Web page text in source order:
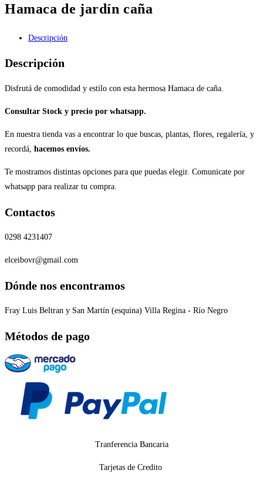
Hamaca de jardín caña
Descripción
Descripción
Disfrutá de comodidad y estilo con esta hermosa Hamaca de caña.
Consultar Stock y precio por whatsapp.
En nuestra tienda vas a encontrar lo que buscas, plantas, flores, regalería, y
recordá, hacemos envíos.
Te mostramos distintas opciones para que puedas elegir. Comunicate por
whatsapp para realizar tu compra.
Contactos
0298 4231407
elceibovr@gmail.com
Dónde nos encontramos
Fray Luis Beltran y San Martín (esquina) Villa Regina - Río Negro
Métodos de pago
Tranferencia Bancaria
Tarjetas de Credito